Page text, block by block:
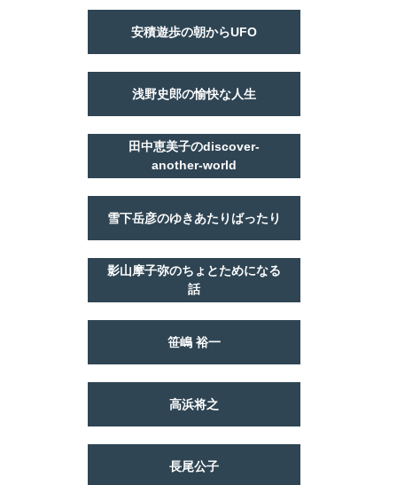
安積遊歩の朝からUFO
浅野史郎の愉快な人生
田中恵美子のdiscover-
another-world
雪下岳彦のゆきあたりばったり
影山摩子弥のちょとためになる
話
笹嶋 裕一
高浜将之
長尾公子